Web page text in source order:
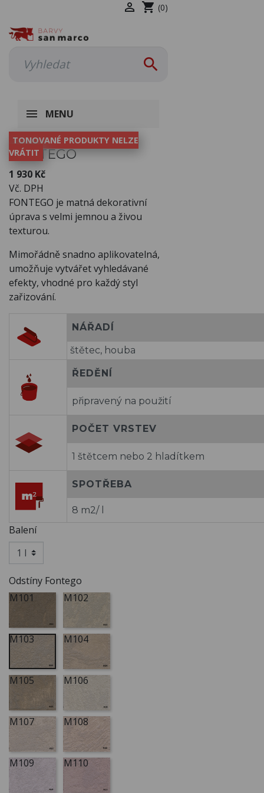
 shopping_cart (0)

MENU
TONOVANÉ PRODUKTY NELZE
VRÁTIT
FONTEGO
1 930 Kč
Vč. DPH
FONTEGO je matná dekorativní
úprava s velmi jemnou a živou
texturou.
Mimořádně snadno aplikovatelná,
umožňuje vytvářet vyhledávané
efekty, vhodné pro každý styl
zařizování.
NÁŘADÍ
štětec, houba
ŘEDĚNÍ
připravený na použití
POČET VRSTEV
1 štětcem nebo 2 hladítkem
SPOTŘEBA
8 m2/ l
Balení
Odstíny Fontego
M101
M102
M103 M104
M105 M106
M107 M108
M109 M110